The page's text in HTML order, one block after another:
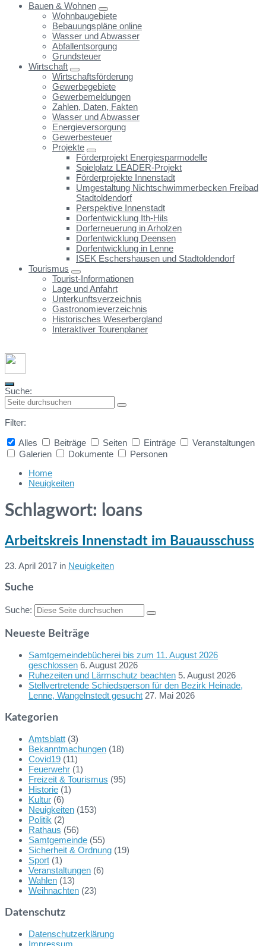
Bauen & Wohnen
Wohnbaugebiete
Bebauungspläne online
Wasser und Abwasser
Abfallentsorgung
Grundsteuer
Wirtschaft
Wirtschaftsförderung
Gewerbegebiete
Gewerbemeldungen
Zahlen, Daten, Fakten
Wasser und Abwasser
Energieversorgung
Gewerbesteuer
Projekte
Förderprojekt Energiesparmodelle
Spielplatz LEADER-Projekt
Förderprojekte Innenstadt
Umgestaltung Nichtschwimmerbecken Freibad
Stadtoldendorf
Perspektive Innenstadt
Dorfentwicklung Ith-Hils
Dorferneuerung in Arholzen
Dorfentwicklung Deensen
Dorfentwicklung in Lenne
ISEK Eschershausen und Stadtoldendorf
Tourismus
Tourist-Informationen
Lage und Anfahrt
Unterkunftsverzeichnis
Gastronomieverzeichnis
Historisches Weserbergland
Interaktiver Tourenplaner
Suche:
Filter:
Alles
Beiträge Seiten Einträge
Veranstaltungen
Galerien
Dokumente Personen
search
Home
Neuigkeiten
Schlagwort: loans
Arbeitskreis Innenstadt im Bauausschuss
23. April 2017 in Neuigkeiten
Weiterlesen
Suche
Suche:
Neueste Beiträge
Samtgemeindebücherei bis zum 11. August 2026
geschlossen 6. August 2026
Ruhezeiten und Lärmschutz beachten 5. August 2026
Stellvertretende Schiedsperson für den Bezirk Heinade,
Lenne, Wangelnstedt gesucht 27. Mai 2026
Kategorien
Amtsblatt (3)
Bekanntmachungen (18)
Covid19 (11)
Feuerwehr (1)
Freizeit & Tourismus (95)
Historie (1)
Kultur (6)
Neuigkeiten (153)
Politik (2)
Rathaus (56)
Samtgemeinde (55)
Sicherheit & Ordnung (19)
Sport (1)
Veranstaltungen (6)
Wahlen (13)
Weihnachten (23)
Datenschutz
Datenschutzerklärung